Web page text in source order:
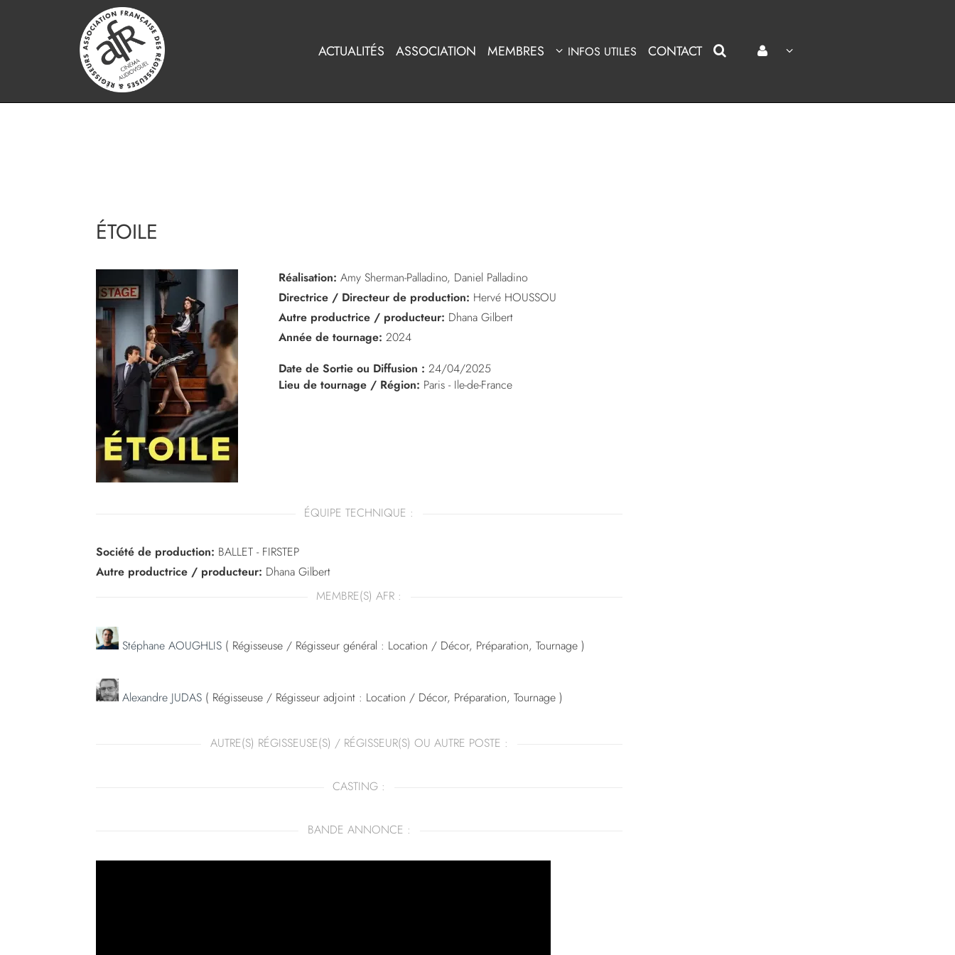
ACTUALITÉS ASSOCIATION MEMBRES INFOS UTILES CONTACT
ÉTOILE
Réalisation: Amy Sherman-Palladino, Daniel Palladino
Directrice / Directeur de production: Hervé HOUSSOU
Autre productrice / producteur: Dhana Gilbert
Année de tournage: 2024
Date de Sortie ou Diffusion : 24/04/2025
Lieu de tournage / Région: Paris - Ile-de-France
ÉQUIPE TECHNIQUE :
Société de production: BALLET - FIRSTEP
Autre productrice / producteur: Dhana Gilbert
MEMBRE(S) AFR :
Stéphane AOUGHLIS( Régisseuse / Régisseur général : Location / Décor, Préparation, Tournage )
Alexandre JUDAS( Régisseuse / Régisseur adjoint : Location / Décor, Préparation, Tournage )
AUTRE(S) RÉGISSEUSE(S) / RÉGISSEUR(S) OU AUTRE POSTE :
CASTING :
BANDE ANNONCE :